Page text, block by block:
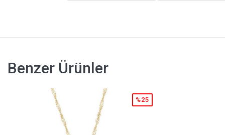
Benzer Ürünler
%25